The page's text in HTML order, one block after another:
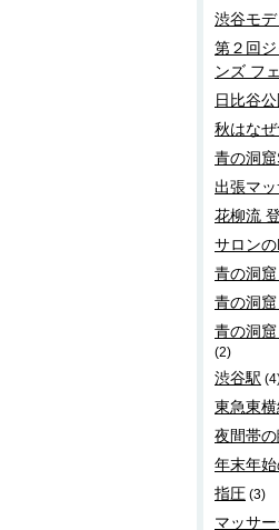
渋谷モデ
第２回
ンズ フ
日比谷
秋はな
青の洞
出張マ
花柳流
サロン
青の洞
青の洞
青の洞
(2)
渋谷駅
東急東横
夜間帯
年末年
指圧 (3)
マッサー